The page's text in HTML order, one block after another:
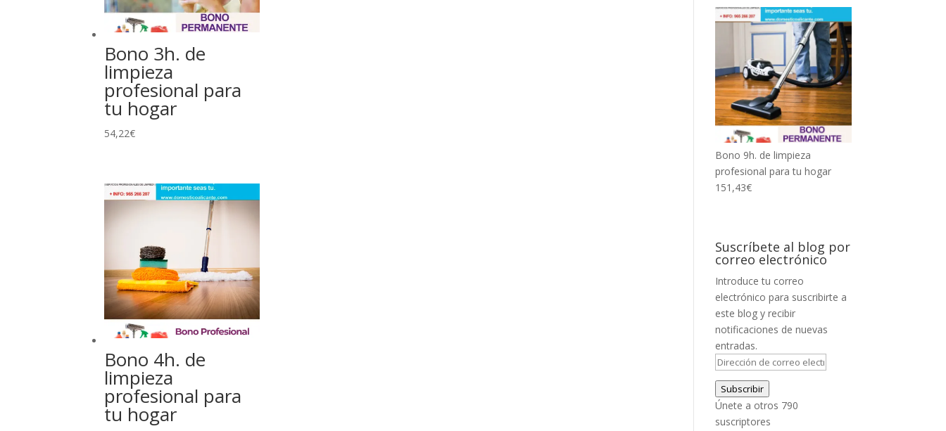
Bono 3h. de
limpieza
profesional para
tu hogar
54,22€
Bono 4h. de
limpieza
profesional para
tu hogar
Bono 9h. de limpieza
profesional para tu hogar
151,43€
Suscríbete al blog por
correo electrónico
Introduce tu correo
electrónico para suscribirte a
este blog y recibir
notificaciones de nuevas
entradas.
Dirección
de
correo
electrónico
Subscribir
Únete a otros 790
suscriptores